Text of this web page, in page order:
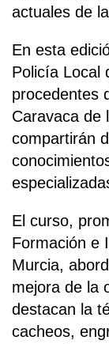
actuales de
En esta
Policía Local
procedentes
Caravaca de
compartirán
El curso,
Formación e
Murcia,
mejora de la
destacan la
cacheos,